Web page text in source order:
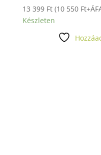
13 399 Ft (10 550 Ft
Készleten